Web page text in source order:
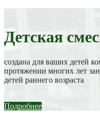
Детская
создана для ваших детей
протяжении многих лет
детей раннего возраста
Подробнее